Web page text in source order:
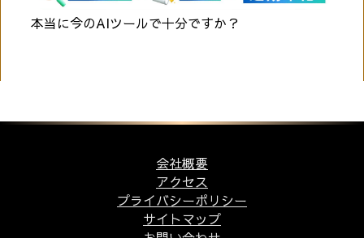
本当に今のAIツールで十分ですか？
会社概要
アクセス
プライバシーポリシー
サイトマップ